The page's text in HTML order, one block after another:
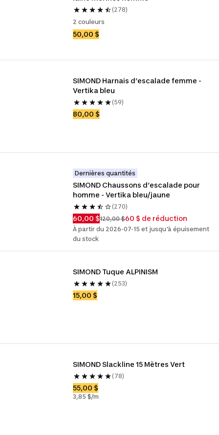
(278)
2 couleurs
50,00 $
SIMOND Harnais d’escalade femme -
Vertika bleu
(59)
80,00 $
Dernières quantités
SIMOND Chaussons d’escalade pour
homme - Vertika bleu/jaune
(270)
60,00 $120,00 $60 $ de réduction
À partir du 2026-07-15 et jusqu'à épuisement
du stock
SIMOND Tuque ALPINISM
(253)
15,00 $
SIMOND Slackline 15 Mètres Vert
(78)
55,00 $
3,85 $/m